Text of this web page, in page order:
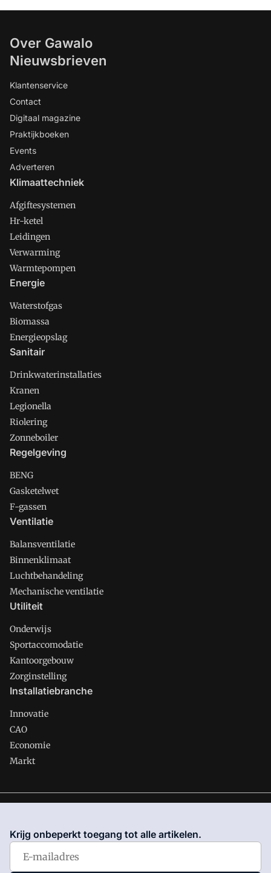
Over Gawalo
Nieuwsbrieven
Klantenservice
Contact
Digitaal magazine
Praktijkboeken
Events
Adverteren
Klimaattechniek
Afgiftesystemen
Hr-ketel
Leidingen
Verwarming
Warmtepompen
Energie
Waterstofgas
Biomassa
Energieopslag
Sanitair
Drinkwaterinstallaties
Kranen
Legionella
Riolering
Zonneboiler
Regelgeving
BENG
Gasketelwet
F-gassen
Ventilatie
Balansventilatie
Binnenklimaat
Luchtbehandeling
Mechanische ventilatie
Utiliteit
Onderwijs
Sportaccomodatie
Kantoorgebouw
Zorginstelling
Installatiebranche
Innovatie
CAO
Economie
Markt
waar VMN media voor staat. Op gebruik van deze site zijn de
volgende regelingen van toepassing:Algemene Voorwaarden
Privacy en Cookie beleid
Krijg onbeperkt toegang tot alle artikelen.